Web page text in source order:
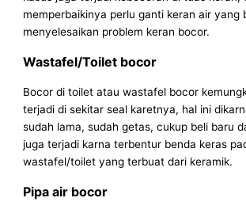
memperbaikinya perlu ganti keran air yang
menyelesaikan problem keran bocor.
Wastafel/Toilet bocor
Bocor di toilet atau wastafel bocor
terjadi di sekitar seal karetnya, hal ini
sudah lama, sudah getas, cukup beli baru
juga terjadi karna terbentur benda keras
wastafel/toilet yang terbuat dari keramik.
Pipa air bocor